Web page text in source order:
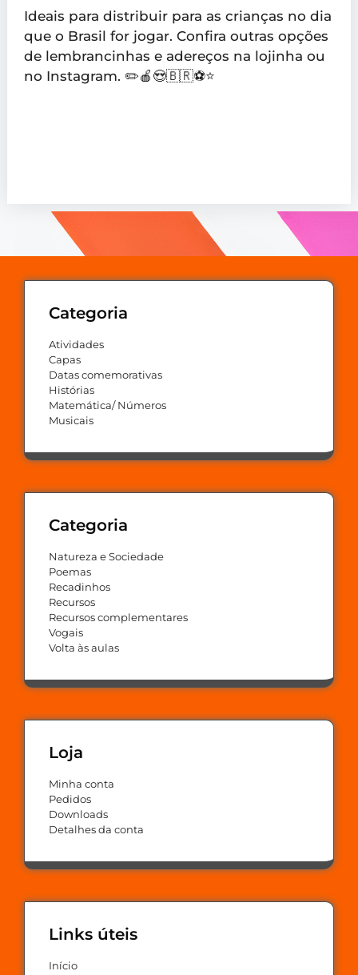
Ideais para distribuir para as crianças no dia
que o Brasil for jogar. Confira outras opções
de lembrancinhas e adereços na lojinha ou
no Instagram. ✏️🍎😍🇧🇷⚽️⭐️
Categoria
Atividades
Capas
Datas comemorativas
Histórias
Matemática/ Números
Musicais
Categoria
Natureza e Sociedade
Poemas
Recadinhos
Recursos
Recursos complementares
Vogais
Volta às aulas
Loja
Minha conta
Pedidos
Downloads
Detalhes da conta
Links úteis
Início